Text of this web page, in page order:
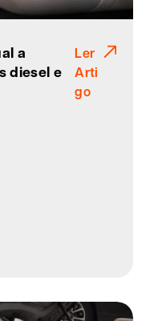
a
diesel e
Ler
Arti
go